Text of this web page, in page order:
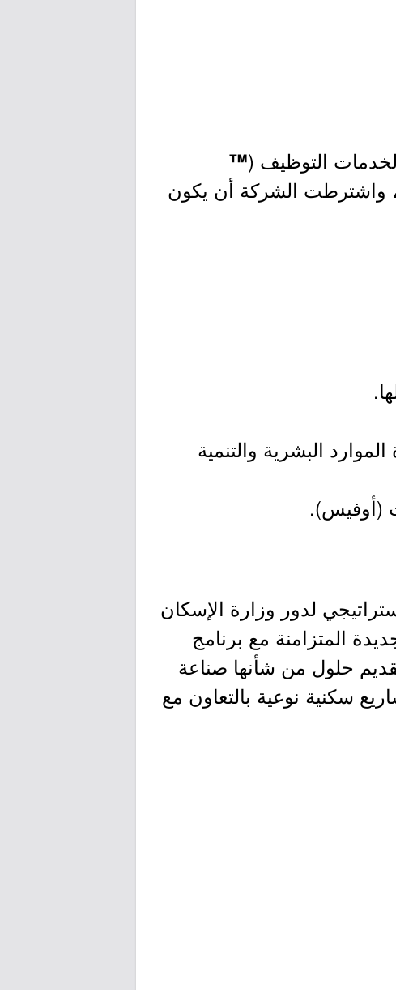
التوظيف (™
واشترطت الشركة أن يكون
البشرية والتنمية
لدور وزارة الإسكان
المتزامنة مع برنامج
تقديم حلول من شأنها صناعة
سكنية نوعية بالتعاون مع